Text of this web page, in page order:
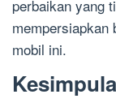
perbaikan yang
mempersiapkan
mobil ini.